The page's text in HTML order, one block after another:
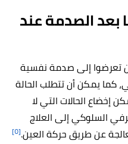
بعد الصدمة عند
تعرضوا إلى صدمة نفسية
كما يمكن أن تتطلب الحالة
إخضاع الحالات التي لا
السلوكي إلى العلاج
عن طريق حركة العين.[٥]